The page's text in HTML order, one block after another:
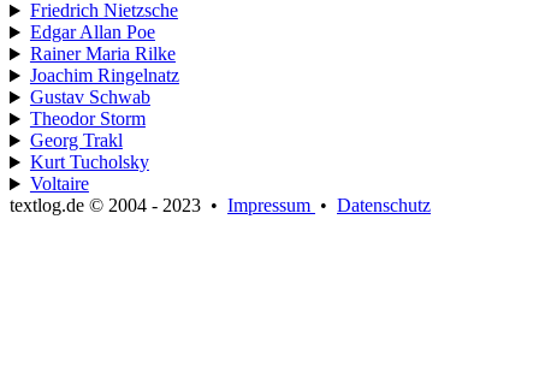
Friedrich Nietzsche
Edgar Allan Poe
Rainer Maria Rilke
Joachim Ringelnatz
Gustav Schwab
Theodor Storm
Georg Trakl
Kurt Tucholsky
Voltaire
textlog.de © 2004 - 2023 • Impressum • Datenschutz